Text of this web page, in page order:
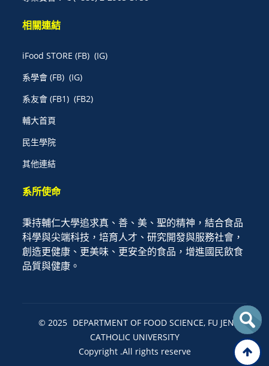
相關連結
iFood STORE (FB) (IG)
系學會 (FB) (IG)
系友會 (FB1) (FB2)
輔大首頁
民生學院
其他連結
系所使命
秉持輔仁大學追求真、善、美、聖的精神，結合食品
科學與尖端科技，培育人才、研究開發與服務社會，
創造更健康、更美味、更安全的食品，增進國民飲食
品質與健康。
© 2025 DEPARTMENT OF FOOD SCIENCE, FU JEN
CATHOLIC UNIVERSITY
Copyright .All rights reserve